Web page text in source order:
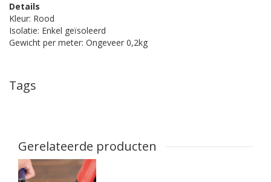
Details
Kleur: Rood
Isolatie: Enkel geïsoleerd
Gewicht per meter: Ongeveer 0,2kg
Tags
Gerelateerde producten